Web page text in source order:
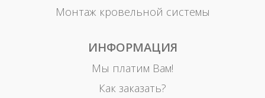
Монтаж кровельной системы
ИНФОРМАЦИЯ
Мы платим Вам!
Как заказать?